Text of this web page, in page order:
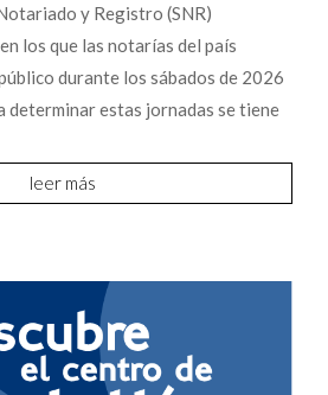
y Registro (SNR)
los que las notarías del país
durante los sábados de 2026
determinar estas jornadas se tiene
leer más